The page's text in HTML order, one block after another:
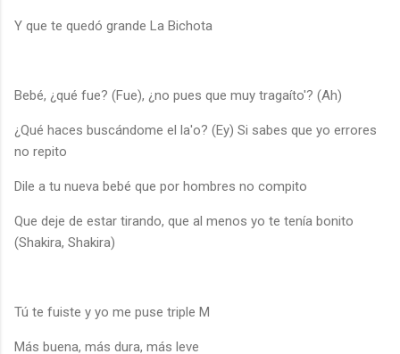
Y que te quedó grande La Bichota
Bebé, ¿qué fue? (Fue), ¿no pues que muy tragaíto'? (Ah)
¿Qué haces buscándome el la'o? (Ey) Si sabes que yo errores
no repito
Dile a tu nueva bebé que por hombres no compito
Que deje de estar tirando, que al menos yo te tenía bonito
(Shakira, Shakira)
Tú te fuiste y yo me puse triple M
Más buena, más dura, más leve